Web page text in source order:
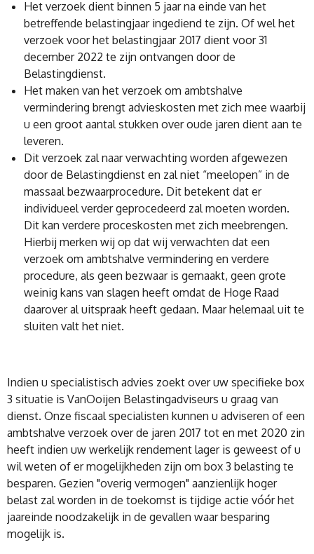
Het verzoek dient binnen 5 jaar na einde van het
betreffende belastingjaar ingediend te zijn. Of wel het
verzoek voor het belastingjaar 2017 dient voor 31
december 2022 te zijn ontvangen door de
Belastingdienst.
Het maken van het verzoek om ambtshalve
vermindering brengt advieskosten met zich mee waarbij
u een groot aantal stukken over oude jaren dient aan te
leveren.
Dit verzoek zal naar verwachting worden afgewezen
door de Belastingdienst en zal niet “meelopen” in de
massaal bezwaarprocedure. Dit betekent dat er
individueel verder geprocedeerd zal moeten worden.
Dit kan verdere proceskosten met zich meebrengen.
Hierbij merken wij op dat wij verwachten dat een
verzoek om ambtshalve vermindering en verdere
procedure, als geen bezwaar is gemaakt, geen grote
weinig kans van slagen heeft omdat de Hoge Raad
daarover al uitspraak heeft gedaan. Maar helemaal uit te
sluiten valt het niet.
Indien u specialistisch advies zoekt over uw specifieke box
3 situatie is VanOoijen Belastingadviseurs u graag van
dienst. Onze fiscaal specialisten kunnen u adviseren of een
ambtshalve verzoek over de jaren 2017 tot en met 2020 zin
heeft indien uw werkelijk rendement lager is geweest of u
wil weten of er mogelijkheden zijn om box 3 belasting te
besparen. Gezien "overig vermogen" aanzienlijk hoger
belast zal worden in de toekomst is tijdige actie vóór het
jaareinde noodzakelijk in de gevallen waar besparing
mogelijk is.